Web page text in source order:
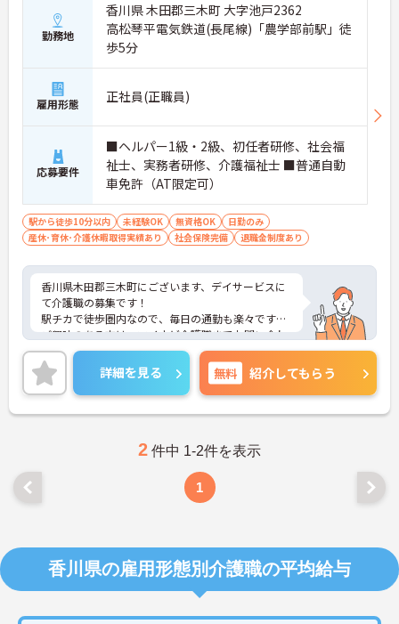
勤務地
香川県 木田郡三木町 大字池戸2362
高松琴平電気鉄道(長尾線)「農学部前駅」徒
歩5分
雇用形態 正社員(正職員)
応募要件
■ヘルパー1級・2級、初任者研修、社会福
祉士、実務者研修、介護福祉士 ■普通自動
車免許（AT限定可）
駅から徒歩10分以内 未経験OK 無資格OK
日勤のみ
産休･育休･介護休暇取得実績あり
社会保険完備 退職金制度あり
香川県木田郡三木町にございます、デイサービスに
て介護職の募集です！
駅チカで徒歩圏内なので、毎日の通勤も楽々です♪
ご興味のある方は、マイナビ介護職までお問い合わ
せください。
詳細を見る 無料 紹介してもらう
2 件中 1-2件を表示
1
香川県の雇用形態別介護職の平均給与